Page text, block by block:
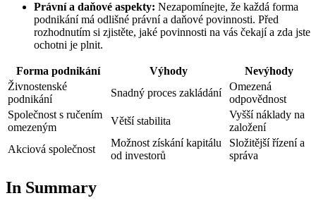
Právní a daňové aspekty: Nezapomínejte, že každá forma
podnikání má odlišné právní a daňové povinnosti. Před
rozhodnutím si zjistěte, jaké povinnosti na vás čekají a zda jste
ochotni je plnit.
Forma podnikání Výhody
Nevýhody
Živnostenské
podnikání
Snadný proces zakládání
Omezená
odpovědnost
Společnost s ručením
omezeným
Větší stabilita
Vyšší náklady na
založení
Akciová společnost
Možnost získání kapitálu
od investorů
Složitější řízení a
správa
In Summary